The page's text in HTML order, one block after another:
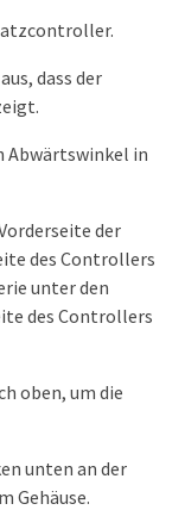
dass der
Abwärtswinkel in
der
des Controllers
unter den
des Controllers
oben, um die
unten an der
Gehäuse.